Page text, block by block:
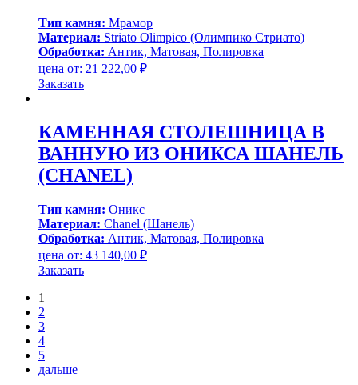
Тип камня: Мрамор
Материал: Striato Olimpico (Олимпико Стриато)
Обработка: Антик, Матовая, Полировка
цена от: 21 222,00 ₽
Заказать
КАМЕННАЯ СТОЛЕШНИЦА В
ВАННУЮ ИЗ ОНИКСА ШАНЕЛЬ
(СHANEL)
Тип камня: Оникс
Материал: Сhanel (Шанель)
Обработка: Антик, Матовая, Полировка
цена от: 43 140,00 ₽
Заказать
1
2
3
4
5
дальше